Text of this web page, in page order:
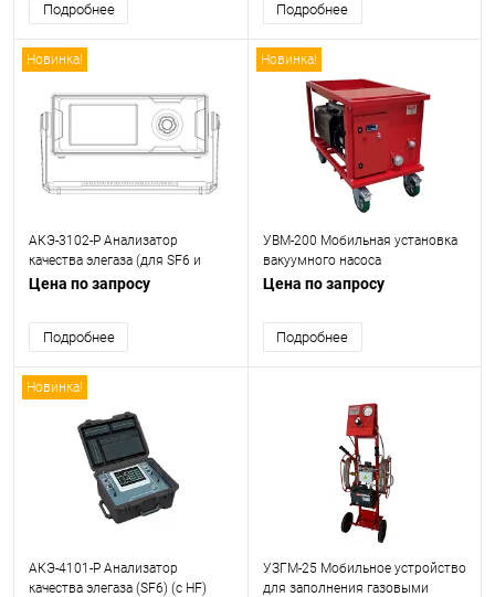
Подробнее Подробнее
Новинка!
АКЭ-3102-Р Анализатор
качества элегаза (для SF6 и
смесей SF6/CF4)
Цена по запросу
Подробнее
Новинка!
УВМ-200 Мобильная установка
вакуумного насоса
Цена по запросу
Подробнее
Новинка!
АКЭ-4101-Р Анализатор
качества элегаза (SF6) (с HF)
УЗГМ-25 Мобильное устройство
для заполнения газовыми